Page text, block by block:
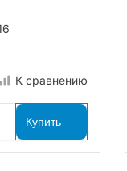
К сравнению
Купить